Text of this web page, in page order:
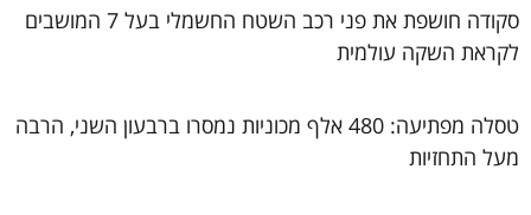
סקודה חושפת את פני רכב השטח החשמלי בעל 7 המושבים
לקראת השקה עולמית
טסלה מפתיעה: 480 אלף מכוניות נמסרו ברבעון השני, הרבה
מעל התחזיות